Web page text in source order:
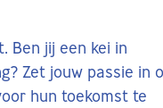
Ben jij een kei in
Zet jouw passie in
hun toekomst te